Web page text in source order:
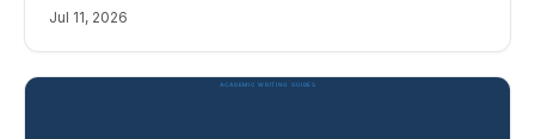
Wiley, готові формулювання для копіювання та
Jul 11, 2026